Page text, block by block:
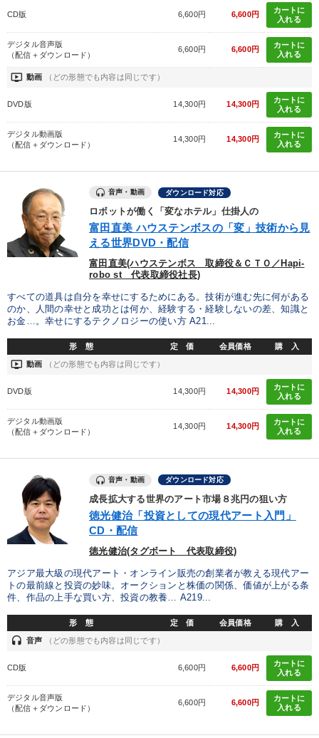
CD版 6,600円 6,600円
カートに
入れる
デジタル音声版
（配信＋ダウンロード）
6,600円 6,600円
カートに
入れる
ondemand_video 動画 （どの形態でも内容は同じです）
DVD版 14,300円 14,300円
カートに
入れる
デジタル動画版
（配信＋ダウンロード）
14,300円 14,300円
カートに
入れる
音声・動画 ダウンロード対応
ロボットが働く「変なホテル」仕掛人の
富田直美 ハウステンボスの「変」技術から見
える世界DVD・配信
富田直美(ハウステンボス 取締役＆ＣＴＯ／Hapi-
robo st 代表取締役社長)
すべての道具は自分を幸せにするためにある。技術が進む先に何がある
のか、人間の幸せと成功とは何か、経験する・経験しないの差、知識と
お金…。幸せにするテクノロジーの使い方 A21...
形 態 定 価 会員価格 購 入
ondemand_video 動画 （どの形態でも内容は同じです）
DVD版 14,300円 14,300円
カートに
入れる
デジタル動画版
（配信＋ダウンロード）
14,300円 14,300円
カートに
入れる
音声・動画 ダウンロード対応
成長拡大する世界のアート市場８兆円の狙い方
徳光健治「投資としての現代アート入門」
CD・配信
徳光健治(タグボート 代表取締役)
アジア最大級の現代アート・オンライン販売の創業者が教える現代アー
トの最前線と投資の妙味。オークションと株価の関係、価値が上がる条
件、作品の上手な買い方、投資の教養… A219...
形 態 定 価 会員価格 購 入
headset 音声 （どの形態でも内容は同じです）
CD版 6,600円 6,600円
カートに
入れる
デジタル音声版
（配信＋ダウンロード）
6,600円 6,600円
カートに
入れる